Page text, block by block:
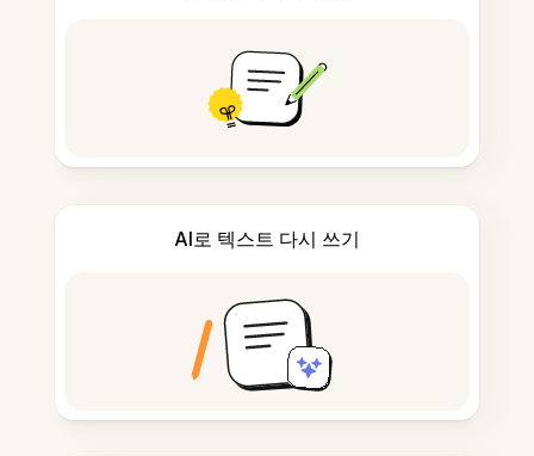
AI로 텍스트 다시 쓰기